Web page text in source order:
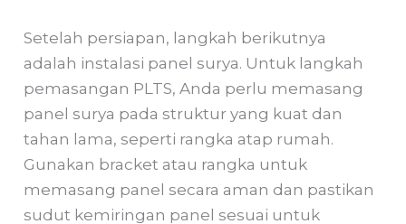
Setelah persiapan, langkah berikutnya
adalah instalasi panel surya. Untuk langkah
pemasangan PLTS, Anda perlu memasang
panel surya pada struktur yang kuat dan
tahan lama, seperti rangka atap rumah.
Gunakan bracket atau rangka untuk
memasang panel secara aman dan pastikan
sudut kemiringan panel sesuai untuk